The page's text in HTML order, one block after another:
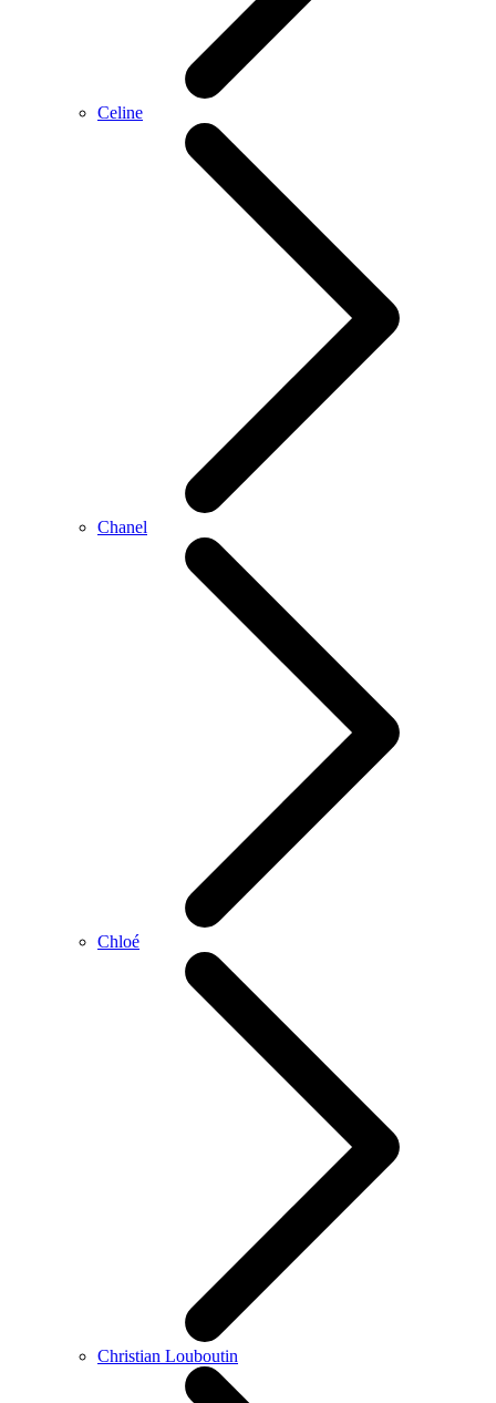
Celine
Chanel
Chloé
Christian Louboutin